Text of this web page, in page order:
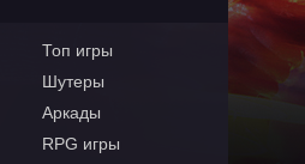
Топ игры
Шутеры
Аркады
RPG игры